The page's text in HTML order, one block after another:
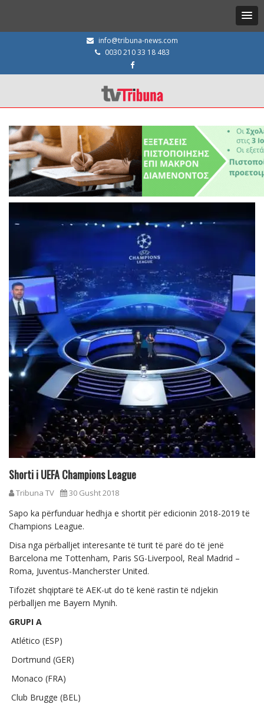
info@tribuna-news.com
0030 210 33 18 483
Shorti i UEFA Champions League
Tribuna TV 30 Gusht 2018
Sapo ka përfunduar hedhja e shortit për edicionin 2018-2019 të
Champions League.
Disa nga përballjet interesante të turit të parë do të jenë
Barcelona me Tottenham, Paris SG-Liverpool, Real Madrid –
Roma, Juventus-Mancherster United.
Tifozët shqiptarë të AEK-ut do të kenë rastin të ndjekin
përballjen me Bayern Mynih.
GRUPI A
Atlético (ESP)
Dortmund (GER)
Monaco (FRA)
Club Brugge (BEL)